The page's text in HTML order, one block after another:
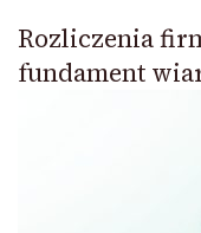
Rozliczenia
fundament